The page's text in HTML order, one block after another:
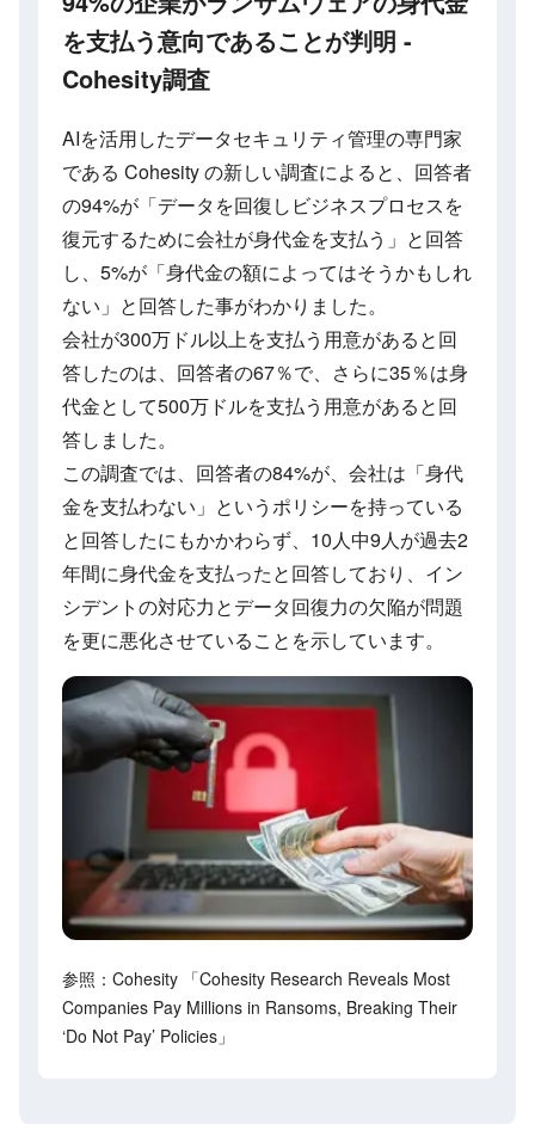
を支払う意向であることが判明 -
Cohesity調査
AIを活用したデータセキュリティ管理の専門家
である Cohesity の新しい調査によると、回答者
の94%が「データを回復しビジネスプロセスを
復元するために会社が身代金を支払う」と回答
し、5%が「身代金の額によってはそうかもしれ
ない」と回答した事がわかりました。
会社が300万ドル以上を支払う用意があると回
答したのは、回答者の67％で、さらに35％は身
代金として500万ドルを支払う用意があると回
答しました。
この調査では、回答者の84%が、会社は「身代
金を支払わない」というポリシーを持っている
と回答したにもかかわらず、10人中9人が過去2
年間に身代金を支払ったと回答しており、イン
シデントの対応力とデータ回復力の欠陥が問題
を更に悪化させていることを示しています。
参照：Cohesity 「Cohesity Research Reveals Most
Companies Pay Millions in Ransoms, Breaking Their
‘Do Not Pay’ Policies」